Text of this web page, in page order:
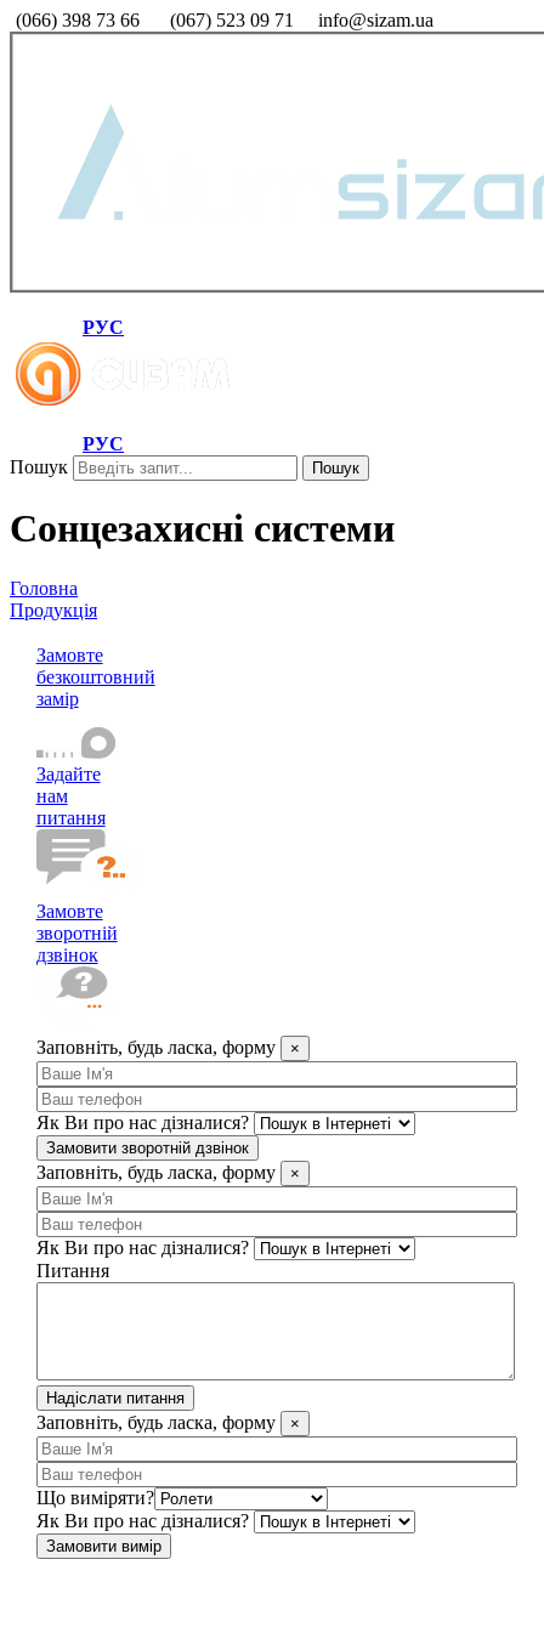
(066) 398 73 66 (067) 523 09 71 info@sizam.ua
РУС
РУС
Пошук
Пошук
Сонцезахисні системи
Головна
Продукція
Замовте
безкоштовний
замір
Задайте
нам
питання
Замовте
зворотній
дзвінок
Заповніть, будь ласка, форму ×
Як Ви про нас дізналися?
Замовити зворотній дзвінок
Заповніть, будь ласка, форму ×
Як Ви про нас дізналися?
Питання
Надіслати питання
Заповніть, будь ласка, форму ×
Що виміряти?
Як Ви про нас дізналися?
Замовити вимір